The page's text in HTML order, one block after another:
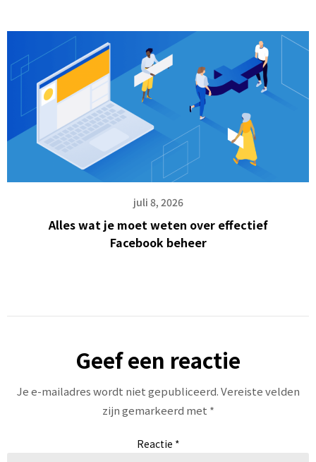
juli 8, 2026
Alles wat je moet weten over effectief
Facebook beheer
Geef een reactie
Je e-mailadres wordt niet gepubliceerd.Vereiste velden
zijn gemarkeerd met *
Reactie *